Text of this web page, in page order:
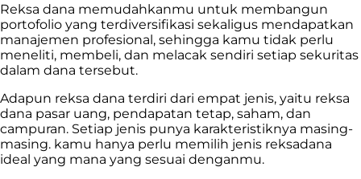
Reksa dana memudahkanmu untuk membangun
portofolio yang terdiversifikasi sekaligus mendapatkan
manajemen profesional, sehingga kamu tidak perlu
meneliti, membeli, dan melacak sendiri setiap sekuritas
dalam dana tersebut.
Adapun reksa dana terdiri dari empat jenis, yaitu reksa
dana pasar uang, pendapatan tetap, saham, dan
campuran. Setiap jenis punya karakteristiknya masing-
masing. kamu hanya perlu memilih jenis reksadana
ideal yang mana yang sesuai denganmu.